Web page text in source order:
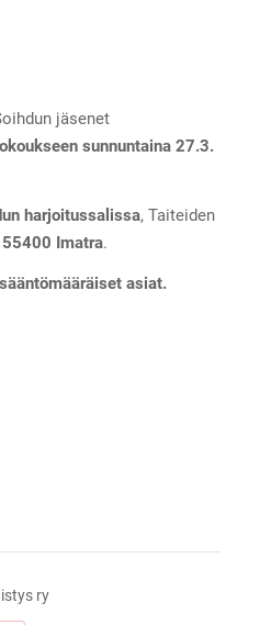
jäsenet
sunnuntaina 27.3.
harjoitussalissa, Taiteiden
Imatra.
sääntömääräiset asiat.
ry